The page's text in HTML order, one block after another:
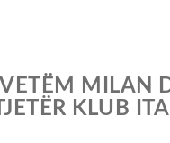
MILAN
KLUB